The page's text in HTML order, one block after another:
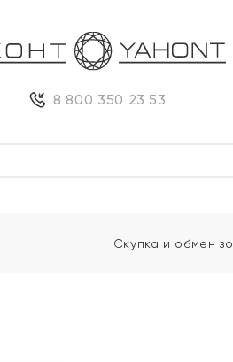
8 800 350 23 53
Скупка и обмен